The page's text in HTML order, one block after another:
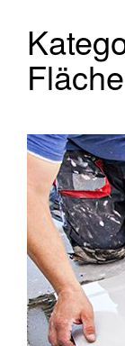
Fläche